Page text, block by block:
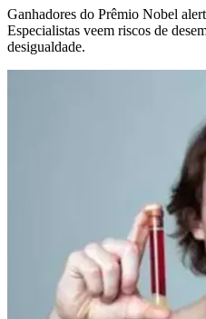
Ganhadores do Prêmio Nobel
Especialistas veem riscos de
desigualdade.